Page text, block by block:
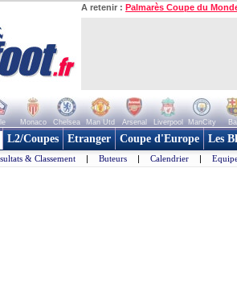
A retenir : Palmarès Coupe du
Monaco Chelsea Man Utd Arsenal Liverpool ManCity
L2/Coupes Etranger Coupe d'Europe Les
& Classement | Buteurs | Calendrier |